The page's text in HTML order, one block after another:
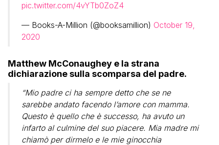
pic.twitter.com/4vYTb0ZoZ4
— Books-A-Million (@booksamillion) October 19,
2020
Matthew McConaughey e la strana
dichiarazione sulla scomparsa del padre.
“Mio padre ci ha sempre detto che se ne
sarebbe andato facendo l’amore con mamma.
Questo è quello che è successo, ha avuto un
infarto al culmine del suo piacere. Mia madre mi
chiamò per dirmelo e le mie ginocchia